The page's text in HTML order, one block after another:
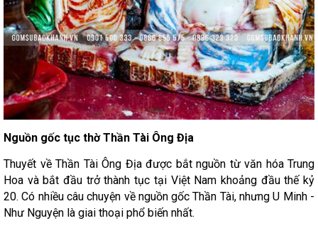
Nguồn gốc tục thờ Thần Tài Ông Địa
Thuyết về Thần Tài Ông Địa được bắt nguồn từ văn hóa Trung
Hoa và bắt đầu trở thành tục tại Việt Nam khoảng đầu thế kỷ
20. Có nhiều câu chuyện về nguồn gốc Thần Tài, nhưng U Minh -
Như Nguyện là giai thoại phổ biến nhất.